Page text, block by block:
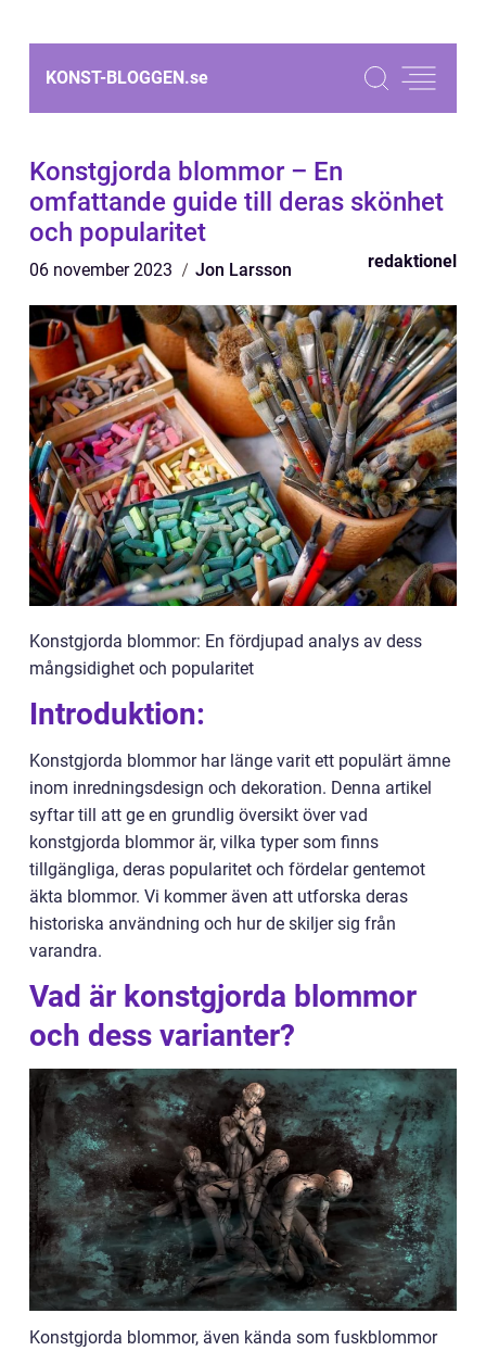
KONST-BLOGGEN.se
Konstgjorda blommor – En
omfattande guide till deras skönhet
och popularitet
06 november 2023 Jon Larsson redaktionel
Konstgjorda blommor: En fördjupad analys av dess
mångsidighet och popularitet
Introduktion:
Konstgjorda blommor har länge varit ett populärt ämne
inom inredningsdesign och dekoration. Denna artikel
syftar till att ge en grundlig översikt över vad
konstgjorda blommor är, vilka typer som finns
tillgängliga, deras popularitet och fördelar gentemot
äkta blommor. Vi kommer även att utforska deras
historiska användning och hur de skiljer sig från
varandra.
Vad är konstgjorda blommor
och dess varianter?
Konstgjorda blommor, även kända som fuskblommor